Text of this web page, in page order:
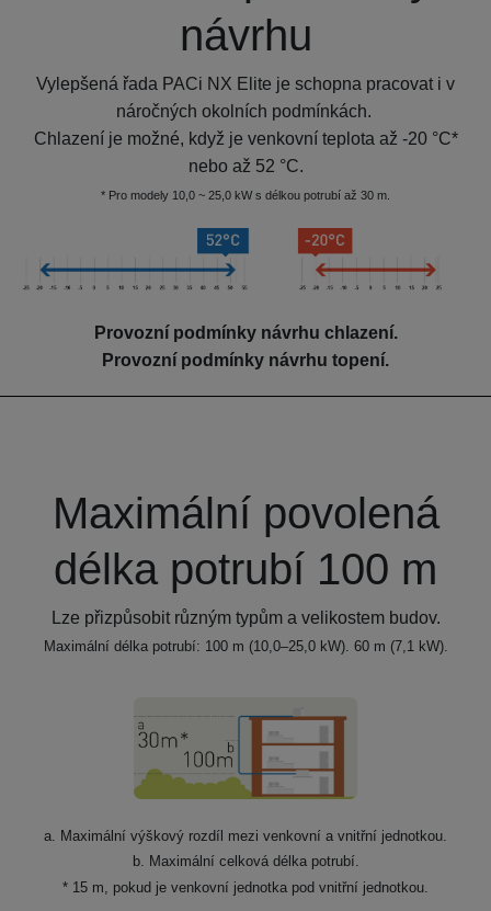
návrhu
Vylepšená řada PACi NX Elite je schopna pracovat i v
náročných okolních podmínkách.
Chlazení je možné, když je venkovní teplota až -20 °C*
nebo až 52 °C.
* Pro modely 10,0 ~ 25,0 kW s délkou potrubí až 30 m.
Provozní podmínky návrhu chlazení.
Provozní podmínky návrhu topení.
Maximální povolená
délka potrubí 100 m
Lze přizpůsobit různým typům a velikostem budov.
Maximální délka potrubí: 100 m (10,0–25,0 kW). 60 m (7,1 kW).
a. Maximální výškový rozdíl mezi venkovní a vnitřní jednotkou.
b. Maximální celková délka potrubí.
* 15 m, pokud je venkovní jednotka pod vnitřní jednotkou.